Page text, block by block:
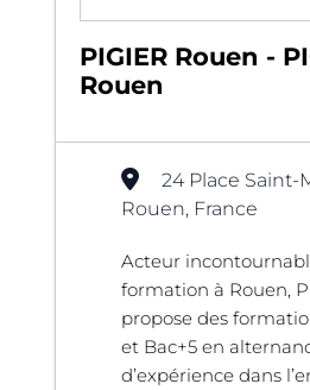
PIGIER Rouen -
Rouen
24 Place Saint-
Rouen, France
Acteur
formation à Rouen,
propose des
et Bac+5 en
d’expérience dans